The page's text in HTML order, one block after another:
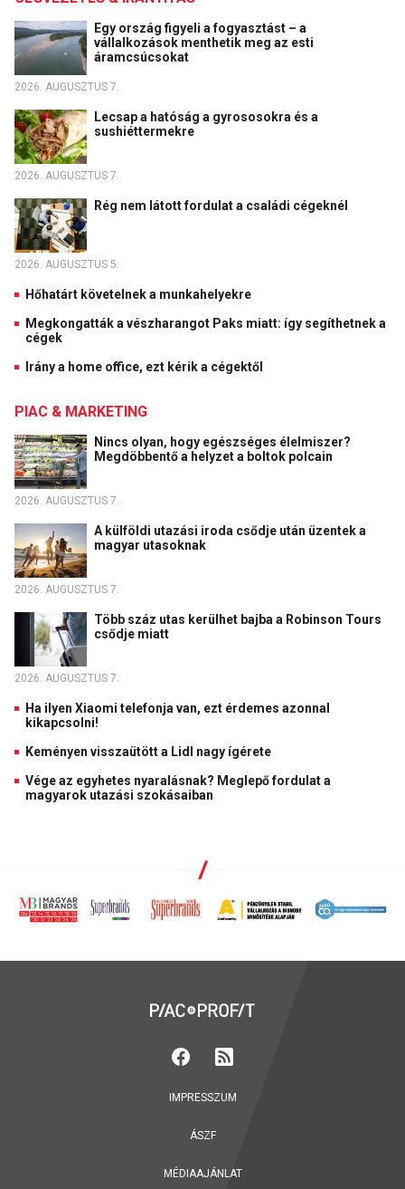
Egy ország figyeli a fogyasztást – a
vállalkozások menthetik meg az esti
áramcsúcsokat
2026. AUGUSZTUS 7.
Lecsap a hatóság a gyrososokra és a
sushiéttermekre
2026. AUGUSZTUS 7.
Rég nem látott fordulat a családi cégeknél
2026. AUGUSZTUS 5.
Hőhatárt követelnek a munkahelyekre
Megkongatták a vészharangot Paks miatt: így segíthetnek a
cégek
Irány a home office, ezt kérik a cégektől
PIAC & MARKETING
Nincs olyan, hogy egészséges élelmiszer?
Megdöbbentő a helyzet a boltok polcain
2026. AUGUSZTUS 7.
A külföldi utazási iroda csődje után üzentek a
magyar utasoknak
2026. AUGUSZTUS 7.
Több száz utas kerülhet bajba a Robinson Tours
csődje miatt
2026. AUGUSZTUS 7.
Ha ilyen Xiaomi telefonja van, ezt érdemes azonnal
kikapcsolni!
Keményen visszaütött a Lidl nagy ígérete
Vége az egyhetes nyaralásnak? Meglepő fordulat a
magyarok utazási szokásaiban
IMPRESSZUM
ÁSZF
MÉDIAAJÁNLAT